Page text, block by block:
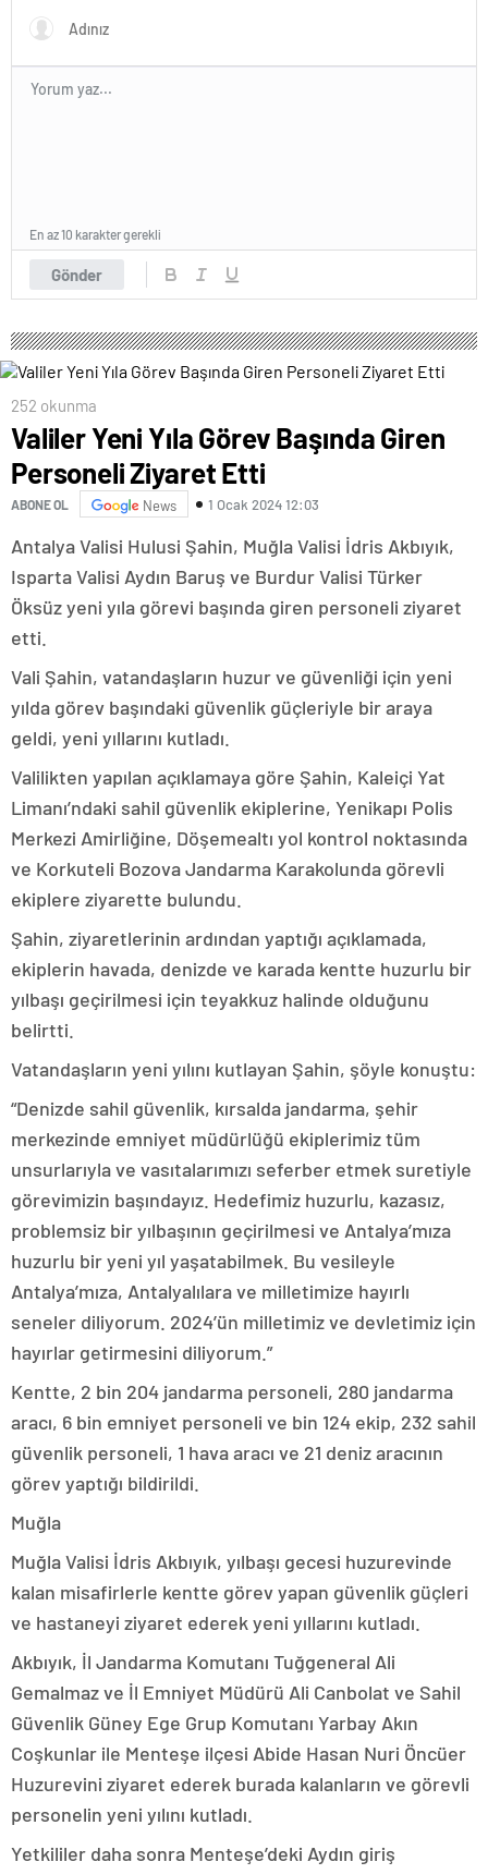
Gönder
En az 10 karakter gerekli
252 okunma
Valiler Yeni Yıla Görev Başında Giren
Personeli Ziyaret Etti
ABONE OL News 1 Ocak 2024 12:03
Antalya Valisi Hulusi Şahin, Muğla Valisi İdris Akbıyık,
Isparta Valisi Aydın Baruş ve Burdur Valisi Türker
Öksüz yeni yıla görevi başında giren personeli ziyaret
etti.
Vali Şahin, vatandaşların huzur ve güvenliği için yeni
yılda görev başındaki güvenlik güçleriyle bir araya
geldi, yeni yıllarını kutladı.
Valilikten yapılan açıklamaya göre Şahin, Kaleiçi Yat
Limanı’ndaki sahil güvenlik ekiplerine, Yenikapı Polis
Merkezi Amirliğine, Döşemealtı yol kontrol noktasında
ve Korkuteli Bozova Jandarma Karakolunda görevli
ekiplere ziyarette bulundu.
Şahin, ziyaretlerinin ardından yaptığı açıklamada,
ekiplerin havada, denizde ve karada kentte huzurlu bir
yılbaşı geçirilmesi için teyakkuz halinde olduğunu
belirtti.
Vatandaşların yeni yılını kutlayan Şahin, şöyle konuştu:
“Denizde sahil güvenlik, kırsalda jandarma, şehir
merkezinde emniyet müdürlüğü ekiplerimiz tüm
unsurlarıyla ve vasıtalarımızı seferber etmek suretiyle
görevimizin başındayız. Hedefimiz huzurlu, kazasız,
problemsiz bir yılbaşının geçirilmesi ve Antalya’mıza
huzurlu bir yeni yıl yaşatabilmek. Bu vesileyle
Antalya’mıza, Antalyalılara ve milletimize hayırlı
seneler diliyorum. 2024’ün milletimiz ve devletimiz için
hayırlar getirmesini diliyorum.”
Kentte, 2 bin 204 jandarma personeli, 280 jandarma
aracı, 6 bin emniyet personeli ve bin 124 ekip, 232 sahil
güvenlik personeli, 1 hava aracı ve 21 deniz aracının
görev yaptığı bildirildi.
Muğla
Muğla Valisi İdris Akbıyık, yılbaşı gecesi huzurevinde
kalan misafirlerle kentte görev yapan güvenlik güçleri
ve hastaneyi ziyaret ederek yeni yıllarını kutladı.
Akbıyık, İl Jandarma Komutanı Tuğgeneral Ali
Gemalmaz ve İl Emniyet Müdürü Ali Canbolat ve Sahil
Güvenlik Güney Ege Grup Komutanı Yarbay Akın
Coşkunlar ile Menteşe ilçesi Abide Hasan Nuri Öncüer
Huzurevini ziyaret ederek burada kalanların ve görevli
personelin yeni yılını kutladı.
Yetkililer daha sonra Menteşe’deki Aydın giriş